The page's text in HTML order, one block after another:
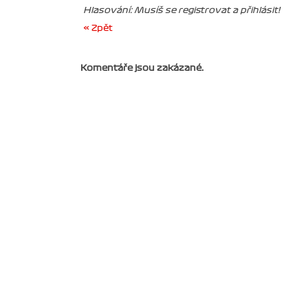
Hlasování: Musíš se registrovat a přihlásit!
« Zpět
Komentáře jsou zakázané.